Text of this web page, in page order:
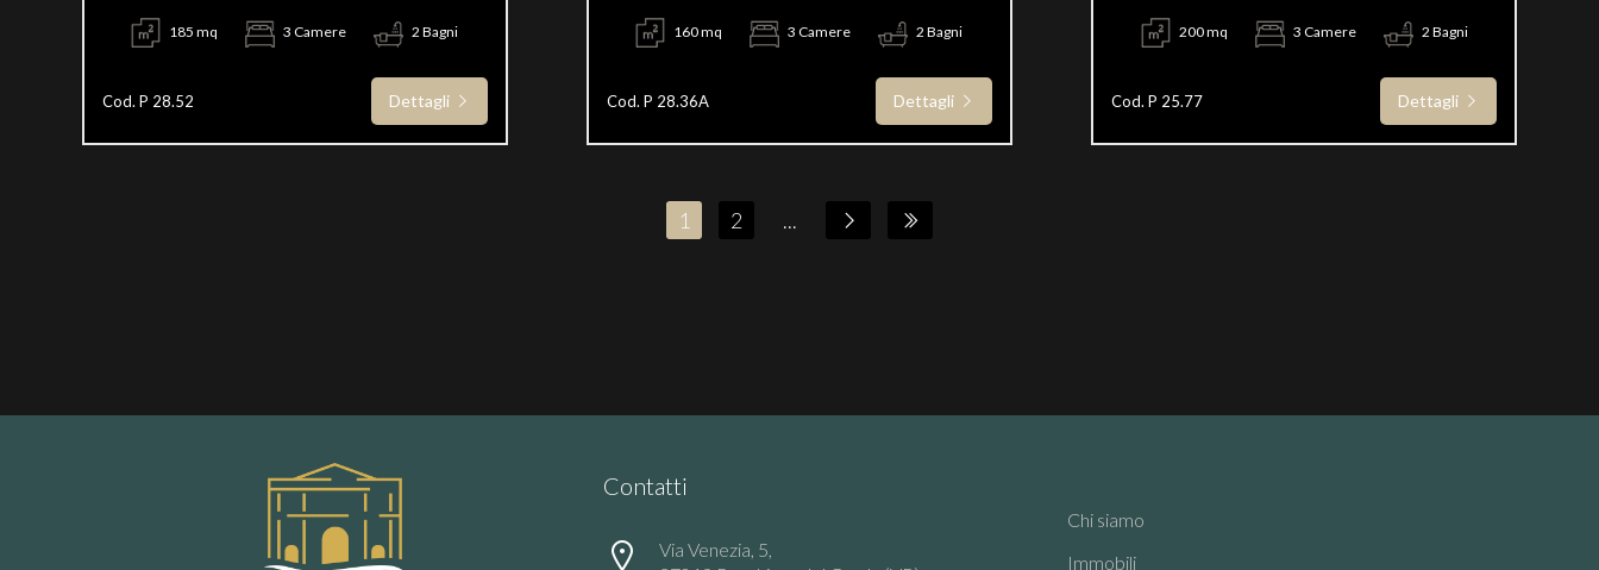
185 mq 3 Camere 2 Bagni
Cod. P 28.52 Dettagli
160 mq 3 Camere 2 Bagni
Cod. P 28.36A Dettagli
200 mq 3 Camere 2 Bagni
Cod. P 25.77 Dettagli
1 2 ...
Contatti
Via Venezia, 5,
Chi siamo
Immobili